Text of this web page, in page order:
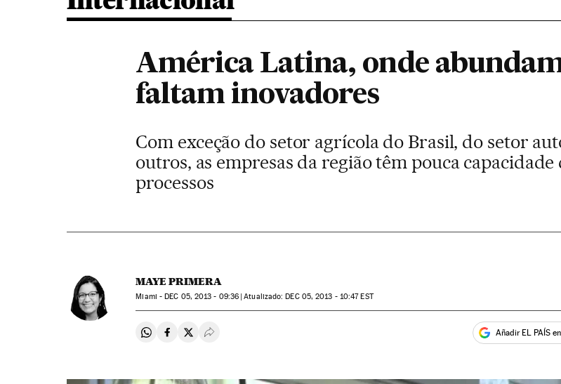
América Latina, onde
faltam inovadores
Com exceção do setor agrícola do Brasil, do setor
outros, as empresas da região têm pouca
processos
MAYE PRIMERA
Miami -DEC 05, 2013 - 09:36 atualizado: DEC05, 2013 - 10:47EST
Compartir en Whatsapp
Compartir en Facebook
Compartir en Twitter
Desplegar Redes Sociales Añadir EL PAÍS